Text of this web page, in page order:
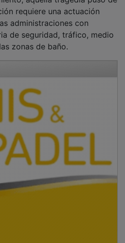
requiere una actuación
administraciones con
de seguridad, tráfico, medio
zonas de baño.